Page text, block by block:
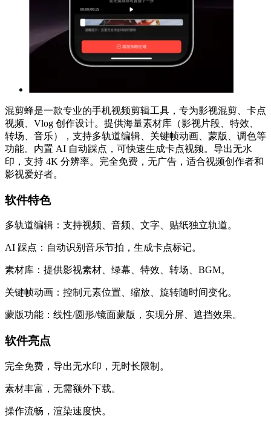
混剪蜂是一款专业的手机视频剪辑工具，专为影视混剪、卡点
视频、Vlog 创作设计。提供海量素材库（影视片段、特效、
转场、音乐），支持多轨道编辑、关键帧动画、蒙版、调色等
功能。内置 AI 自动踩点，可快速生成卡点视频。导出无水
印，支持 4K 分辨率。完全免费，无广告，适合视频创作者和
影视爱好者。
软件特色
多轨道编辑：支持视频、音频、文字、贴纸独立轨道。
AI 踩点：自动识别音乐节拍，生成卡点标记。
素材库：提供影视素材、绿幕、特效、转场、BGM。
关键帧动画：控制元素位置、缩放、旋转随时间变化。
蒙版功能：线性/圆形/镜面蒙版，实现分屏、遮挡效果。
软件亮点
完全免费，导出无水印，无时长限制。
素材丰富，无需额外下载。
操作流畅，渲染速度快。